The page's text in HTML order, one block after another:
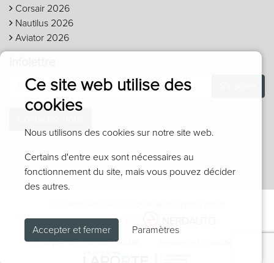
Corsair 2026
Nautilus 2026
Aviator 2026
Fièrement propulsé par
Politique de confidentialité
Ce site web utilise des
cookies
Nous utilisons des cookies sur notre site web.
Certains d'entre eux sont nécessaires au
fonctionnement du site, mais vous pouvez décider
des autres.
Accepter et fermer Paramètres